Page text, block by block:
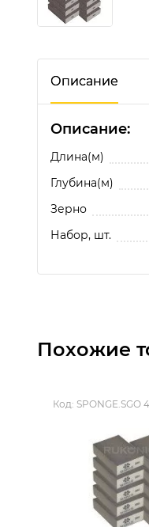
Описание
Описание:
Длина(м)
Глубина(м)
Зерно
Набор, шт.
Отзывы о
Похожие
Код: SPONGE.SGO